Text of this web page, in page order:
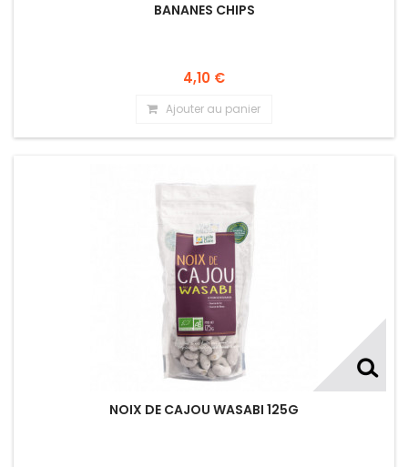
BANANES CHIPS
4,10 €
Ajouter au panier
NOIX DE CAJOU WASABI 125G